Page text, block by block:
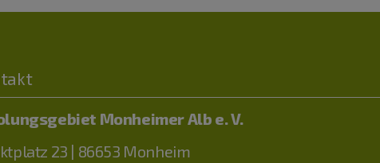
Monheimer Alb e. V.
23 | 86653 Monheim